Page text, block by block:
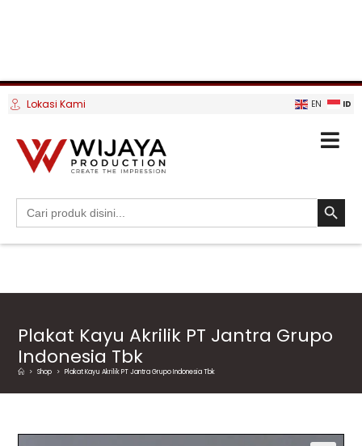
Lokasi Kami EN ID
Search
for:
SEARCH
Plakat Kayu Akrilik PT Jantra Grupo
Indonesia Tbk
> Shop > Plakat Kayu Akrilik PT Jantra Grupo Indonesia Tbk